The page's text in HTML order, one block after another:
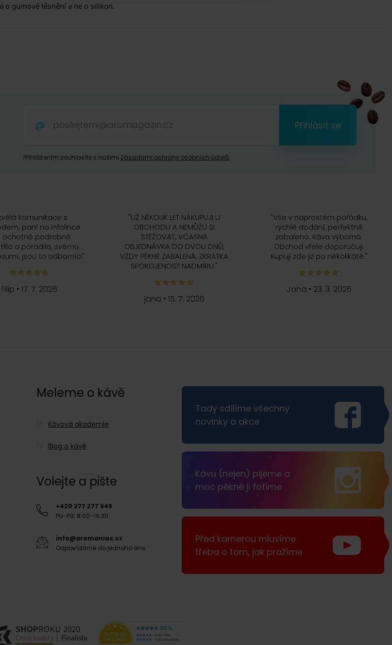
o gumové těsnění a ne o silikon.
Přihlásit se
Přihlášením souhlasíte s našimi Zásadami ochrany osobních údajů.
komunikace s
paní na infolince
ochotně podrobně
a poradila, svému
jsou to odborníci"
Filip • 17. 7. 2026
"UŽ NĚKOLIK LET NAKUPUJI U
OBCHODU A NEMŮŽU SI
STĚŽOVAT, VČASNÁ
OBJEDNÁVKA DO DVOU DNŮ,
VŽDY PĚKNĚ ZABALENÁ, ZKRÁTKA
SPOKOJENOST NADMÍRU."
jana • 15. 7. 2026
"Vše v naprostém pořádku,
rychlé dodání, perfektně
zabaleno. Káva výborná.
Obchod vřele doporučuji.
Kupuji zde již po několikáté."
Jana • 23. 3. 2026
Meleme o kávě
Kávová akademie
Blog o kávě
Volejte a pište
+420 277 277 949
Po–Pá: 8:00–16:30
info@aromaniac.cz
Odpovídáme do jednoho dne
Tady sdílíme všechny
novinky a akce
Kávu (nejen) pijeme a
moc pěkně ji fotíme
Před kamerou mluvíme
třeba o tom, jak pražíme